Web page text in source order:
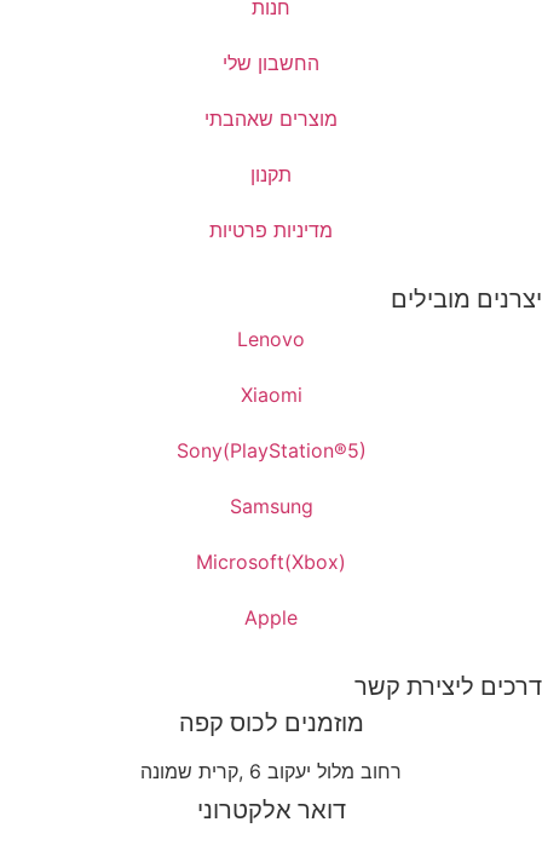
חנות
החשבון שלי
מוצרים שאהבתי
תקנון
מדיניות פרטיות
יצרנים מובילים
Lenovo
Xiaomi
Sony(PlayStation®5)
Samsung
Microsoft(Xbox)
Apple
דרכים ליצירת קשר
מוזמנים לכוס קפה
רחוב מלול יעקוב 6 ,קרית שמונה
דואר אלקטרוני